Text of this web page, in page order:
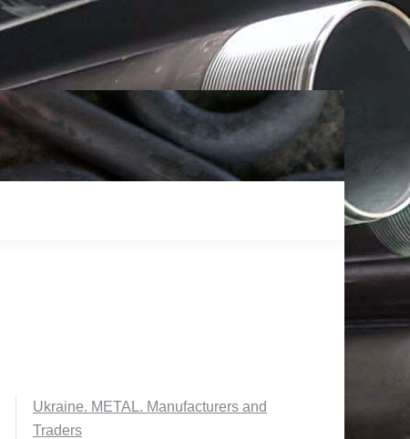
Ukraine. METAL. Manufacturers and
Traders